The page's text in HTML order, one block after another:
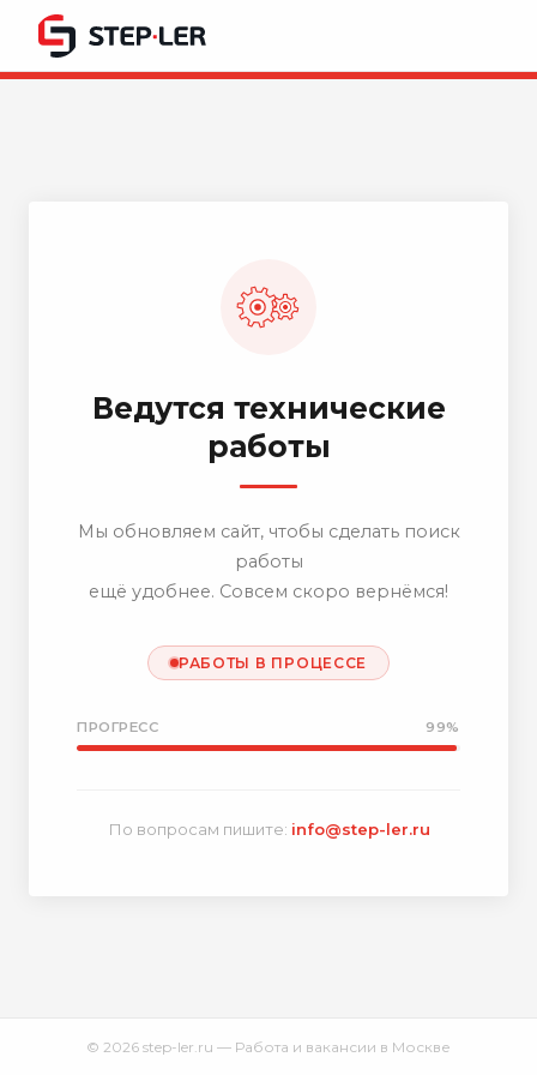
Ведутся технические
работы
Мы обновляем сайт, чтобы сделать поиск
работы
ещё удобнее. Совсем скоро вернёмся!
РАБОТЫ В ПРОЦЕССЕ
ПРОГРЕСС 99%
По вопросам пишите: info@step-ler.ru
© 2026 step-ler.ru — Работа и вакансии в Москве